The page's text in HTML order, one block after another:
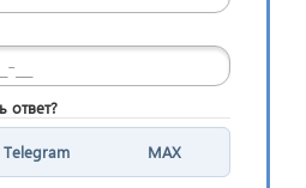
ответ?
Telegram MAX